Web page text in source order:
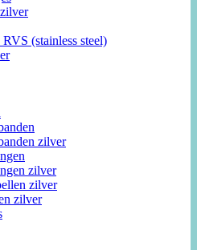
(stainless steel)
zilver
zilver
zilver
zilver